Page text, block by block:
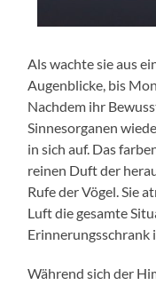
Als wachte sie aus
Augenblicke, bis
Nachdem ihr
Sinnesorganen
in sich auf. Das
reinen Duft der
Rufe der Vögel. Sie
Luft die gesamte
Erinnerungsschrank
Während sich der